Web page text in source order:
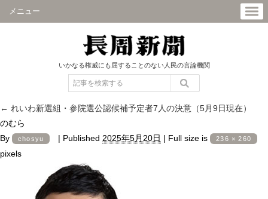
メニュー
いかなる権威にも屈することのない人民の言論機関
← れいわ新選組・参院選公認候補予定者7人の決意（5月9日現在）
のむら
By
chosyu | Published 2025年5月20日 | Full size is 236 × 260
pixels